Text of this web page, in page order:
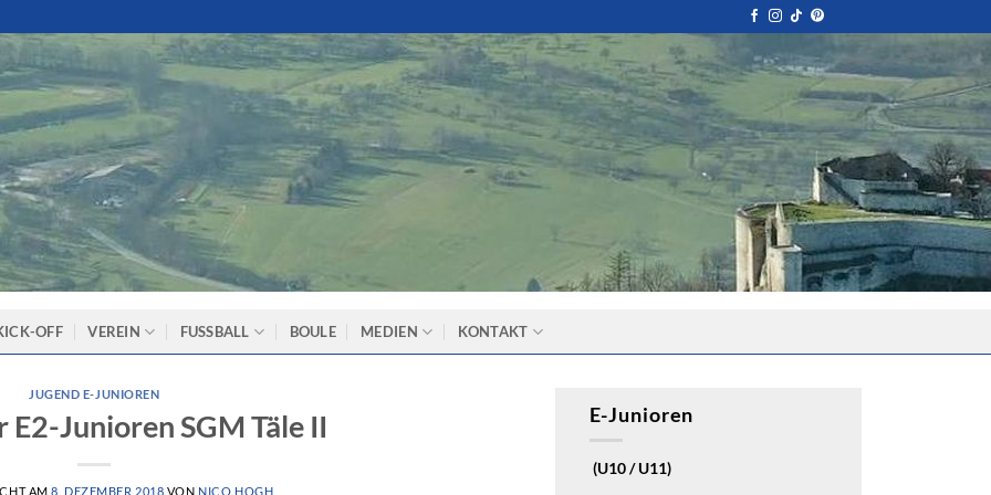
OFF VEREIN FUSSBALL BOULE MEDIEN KONTAKT
JUGEND E-JUNIOREN
E2-Junioren SGM Täle II
AM8. DEZEMBER 2018 VON NICO HOGH
E-Junioren
(U10 / U11)